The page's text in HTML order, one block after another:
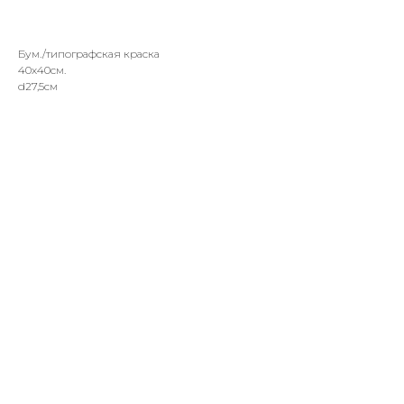
Бум./типографская краска
40х40см.
d27,5cм